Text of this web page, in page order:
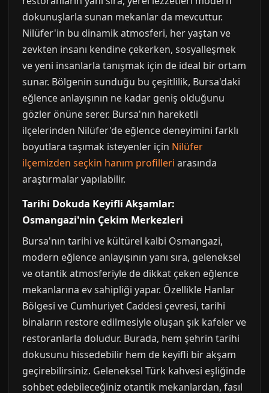
dokunuşlarla sunan mekanlar da mevcuttur.
Nilüfer'in bu dinamik atmosferi, her yaştan ve
zevkten insanı kendine çekerken, sosyalleşmek
ve yeni insanlarla tanışmak için de ideal bir ortam
sunar. Bölgenin sunduğu bu çeşitlilik, Bursa'daki
eğlence anlayışının ne kadar geniş olduğunu
gözler önüne serer. Bursa'nın hareketli
ilçelerinden Nilüfer'de eğlence deneyimini farklı
boyutlara taşımak isteyenler için Nilüfer
ilçemizden seçkin hanım profilleri arasında
araştırmalar yapılabilir.
Tarihi Dokuda Keyifli Akşamlar:
Osmangazi'nin Çekim Merkezleri
Bursa'nın tarihi ve kültürel kalbi Osmangazi,
modern eğlence anlayışının yanı sıra, geleneksel
ve otantik atmosferiyle de dikkat çeken eğlence
mekanlarına ev sahipliği yapar. Özellikle Hanlar
Bölgesi ve Cumhuriyet Caddesi çevresi, tarihi
binaların restore edilmesiyle oluşan şık kafeler ve
restoranlarla doludur. Burada, hem şehrin tarihi
dokusunu hissedebilir hem de keyifli bir akşam
geçirebilirsiniz. Geleneksel Türk kahvesi eşliğinde
sohbet edebileceğiniz otantik mekanlardan, fasıl